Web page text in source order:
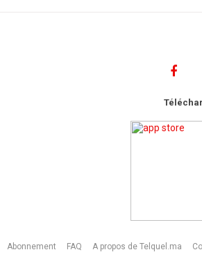
Abonnement FAQ A propos de Telquel.ma